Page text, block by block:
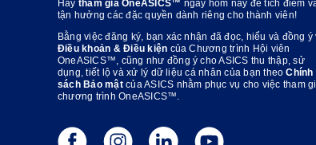
Hãy tham gia OneASICS™ ngay hôm nay để tích điểm
tận hưởng các đặc quyền dành riêng cho thành viên!
Bằng việc đăng ký, bạn xác nhận đã đọc, hiểu và đồng ý
Điều khoản & Điều kiện của Chương trình Hội viên
OneASICS™, cũng như đồng ý cho ASICS thu thập, sử
dụng, tiết lộ và xử lý dữ liệu cá nhân của bạn theoChính
sách Bảo mậtcủa ASICS nhằm phục vụ cho việc tham
chương trình OneASICS™.